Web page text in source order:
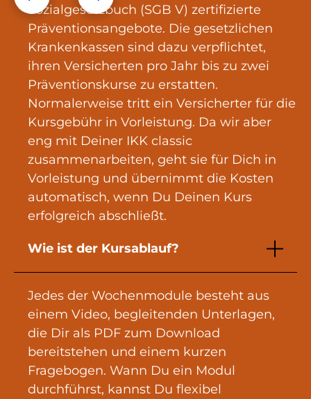
Sozialgesetzbuch (SGB V) zertifizierte
Präventionsangebote. Die gesetzlichen
Krankenkassen sind dazu verpflichtet,
ihren Versicherten pro Jahr bis zu zwei
Präventionskurse zu erstatten.
Normalerweise tritt ein Versicherter für die
Kursgebühr in Vorleistung. Da wir aber
eng mit Deiner IKK classic
zusammenarbeiten, geht sie für Dich in
Vorleistung und übernimmt die Kosten
automatisch, wenn Du Deinen Kurs
erfolgreich abschließt.
Wie ist der Kursablauf?
Jedes der Wochenmodule besteht aus
einem Video, begleitenden Unterlagen,
die Dir als PDF zum Download
bereitstehen und einem kurzen
Fragebogen. Wann Du ein Modul
durchführst, kannst Du flexibel